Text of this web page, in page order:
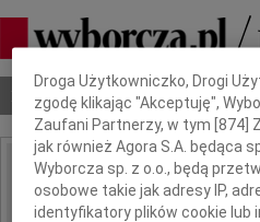
Nekrologi Odeszli Poradnik
IMIĘ I NAZWISKO:
Dbamy o Twoją prywatność
Droga Użytkowniczko, Drogi
zgodę klikając "Akceptuję",
Zaufani Partnerzy, w tym [874
jak również Agora S.A. będąca
Wyborcza sp. z o.o., będą
osobowe takie jak adresy IP,
identyfikatory plików cookie lub